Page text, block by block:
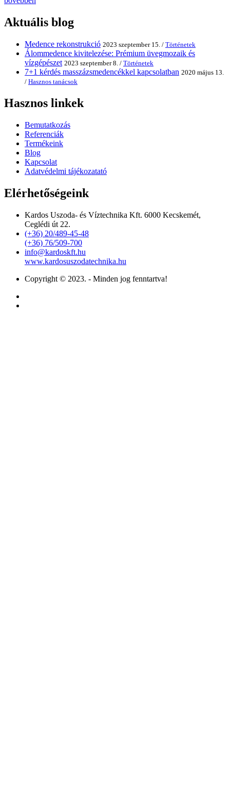
Aktuális blog
Medence rekonstrukció 2023 szeptember 15. / Történetek
Álommedence kivitelezése: Prémium üvegmozaik és
vízgépészet 2023 szeptember 8. / Történetek
7+1 kérdés masszázsmedencékkel kapcsolatban 2020 május 13.
/ Hasznos tanácsok
Hasznos linkek
Bemutatkozás
Referenciák
Termékeink
Blog
Kapcsolat
Adatvédelmi tájékozatató
Elérhetőségeink
Kardos Uszoda- és Víztechnika Kft. 6000 Kecskemét,
Ceglédi út 22.
(+36) 20/489-45-48
(+36) 76/509-700
info@kardoskft.hu
www.kardosuszodatechnika.hu
Copyright © 2023. - Minden jog fenntartva!